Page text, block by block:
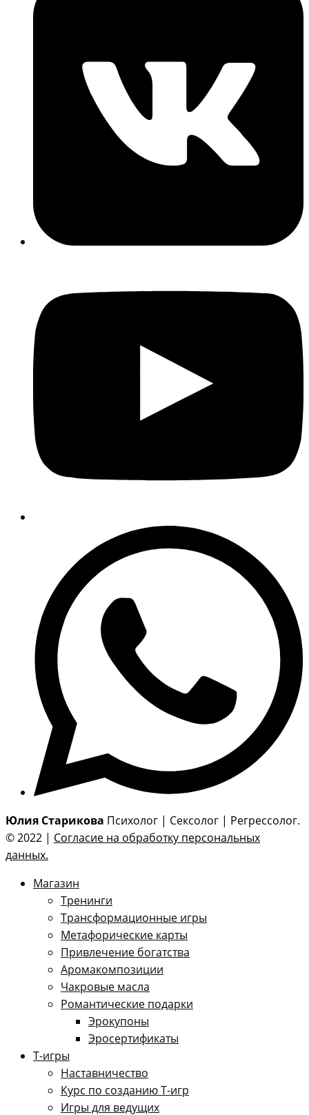
Юлия Старикова Психолог | Сексолог | Регрессолог.
© 2022 | Согласие на обработку персональных
данных.
Магазин
Тренинги
Трансформационные игры
Метафорические карты
Привлечение богатства
Аромакомпозиции
Чакровые масла
Романтические подарки
Эрокупоны
Эросертификаты
Т-игры
Наставничество
Курс по созданию Т-игр
Игры для ведущих